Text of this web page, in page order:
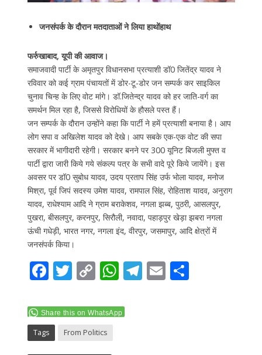
जनसंपर्क के दौरान मतदाताओं ने लिया हाथोंहाथ
फर्रुखाबाद, यूपी की आवाज।
समाजवादी पार्टी के अमृतपुर विधानसभा प्रत्याशी डॉ0 जितेंद्र यादव ने
रविवार को कई ग्राम पंचायतों में डोर-टू-डोर जन सम्पर्क कर साइकिल
चुनाव चिन्ह के लिए वोट मांगे। डॉ.जितेन्द्र यादव को हर जाति-वर्ग का
समर्थन मिल रहा है, जिससे विरोधियों के हौसले पस्त हैं।
जन सम्पर्क के दौरान उन्होंने कहा कि पार्टी ने हमें प्रत्याशी बनाया है। आप
लोग सपा व अखिलेश यादव को देखे। आप सबके एक-एक वोट की सपा
सरकार में भागीदारी रहेगी। सरकार बनने पर 300 यूनिट बिजली मुफ्त व
पार्टी द्वारा जारी किये गये संकल्प पत्र के सभी वादे पूरे किये जायेंगे। इस
अवसर पर डॉ0 सुबोध यादव, उदय प्रताप सिंह उर्फ भोला यादव, मनोज
मिश्रा, पूर्व जिपं सदस्य उमेश यादव, रामपाल सिंह, रोहिताश यादव, अनुराग
यादव, राधेश्याम आदि ने ग्राम बराकेशव, नगला झब्ब, पुठरी, आसलपुर,
पुखरा, बीसलपुर, करनपुर, सिरौली, नवादा, पहाड़पुर खेड़ा झबरा नगला
ऊंची गधेड़ी, भारत नगर, नगला इंद, वीरपुर, जसमापुर, आदि क्षेत्रों में
जनसंपर्क किया।
F
e
b
o
T
itt
er
C
p
y
Li
W
at
T E S
Share this on WhatsApp
Tags From Politics